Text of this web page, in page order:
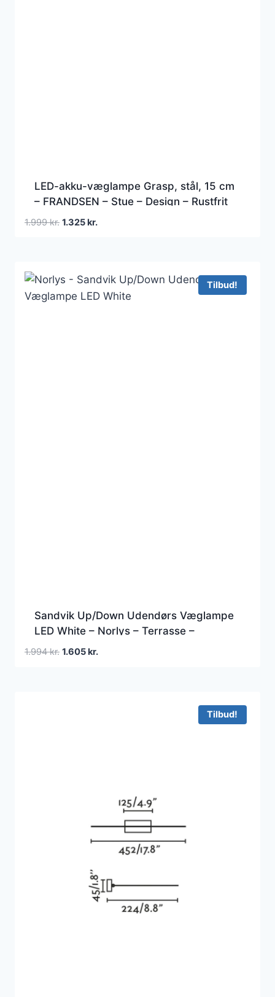
LED-akku-væglampe Grasp, stål, 15 cm
– FRANDSEN – Stue – Design – Rustfrit
stål – Med én lyskilde
1.999kr. Den
1.999 kr..
1.325kr.Den
1.325 kr..
Tilbud!
Sandvik Up/Down Udendørs Væglampe
LED White – Norlys – Terrasse –
Aluminium
1.994kr. Den
1.605 kr.Den
Tilbud!